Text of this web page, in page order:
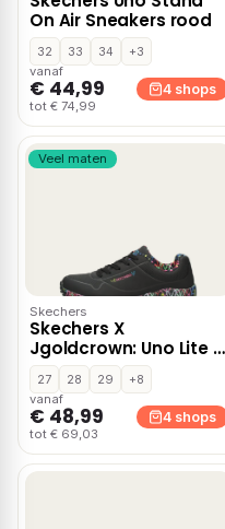
On Air Sneakers rood
32 33 34
+3
vanaf
€ 44,99
tot € 74,99
4 shops
Veel maten
Skechers
Skechers X
Jgoldcrown: Uno Lite –
Zwart
27 28 29
+8
vanaf
€ 48,99
tot € 69,03
4 shops